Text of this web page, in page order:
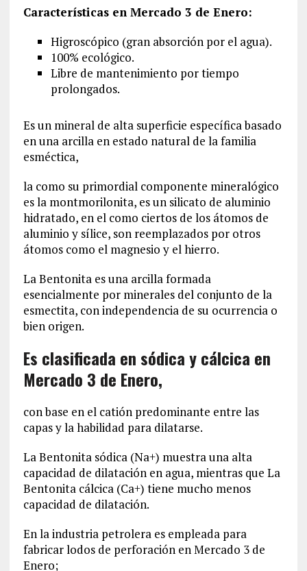
Características en Mercado 3 de Enero:
Higroscópico (gran absorción por el agua).
100% ecológico.
Libre de mantenimiento por tiempo
prolongados.
Es un mineral de alta superficie específica basado
en una arcilla en estado natural de la familia
esméctica,
la como su primordial componente mineralógico
es la montmorilonita, es un silicato de aluminio
hidratado, en el como ciertos de los átomos de
aluminio y sílice, son reemplazados por otros
átomos como el magnesio y el hierro.
La Bentonita es una arcilla formada
esencialmente por minerales del conjunto de la
esmectita, con independencia de su ocurrencia o
bien origen.
Es clasificada en sódica y cálcica en
Mercado 3 de Enero,
con base en el catión predominante entre las
capas y la habilidad para dilatarse.
La Bentonita sódica (Na+) muestra una alta
capacidad de dilatación en agua, mientras que La
Bentonita cálcica (Ca+) tiene mucho menos
capacidad de dilatación.
En la industria petrolera es empleada para
fabricar lodos de perforación en Mercado 3 de
Enero;